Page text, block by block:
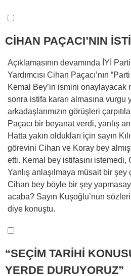
CİHAN PAÇACI’NIN
Açıklamasının devamında İYİ
Yardımcısı Cihan Paçacı’nın
Kemal Bey’in ismini onaylayacak
sonra istifa kararı almasına vurgu
arkadaşlarımızın görüşleri
Paçacı bir beyanat verdi, yanlış
Hatta yakın oldukları için sayın
görevini Cihan ve Koray bey
etti. Kemal bey istifasını
Yanlış anlaşılmaya müsait bir şey
Cihan bey böyle bir şey
acaba? Sayın Kuşoğlu’nun
diye konuştu.
“SEÇİM TARİHİ
YERDE DURUYORUZ”